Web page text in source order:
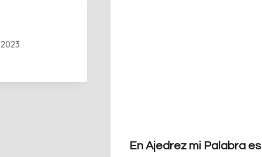
En Ajedrez mi Palabra es